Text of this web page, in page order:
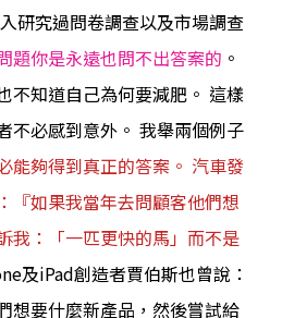
研究過問卷調查以及市場調查
題你是永遠也問不出答案的 。
不知道自己為何要減肥。 這樣
不必感到意外。 我舉兩個例子
能夠得到真正的答案。 汽車發
『如果我當年去問顧客他們想
我：「一匹更快的馬」而不是
及iPad創造者賈伯斯也曾說：
想要什麼新產品，然後嘗試給